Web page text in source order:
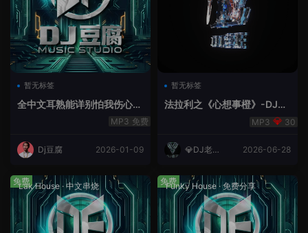
暂无标签
全中文耳熟能详别怕我伤心
爱的代价lakHouse专辑v59R
免费
Dj豆腐 2026-01-09
暂无标签
法拉利之《心想事橙》-DJ老
30
💎DJ老王
2026-06-28
Lak House · 中文串烧
免费 Funky House ·免费分享
免费